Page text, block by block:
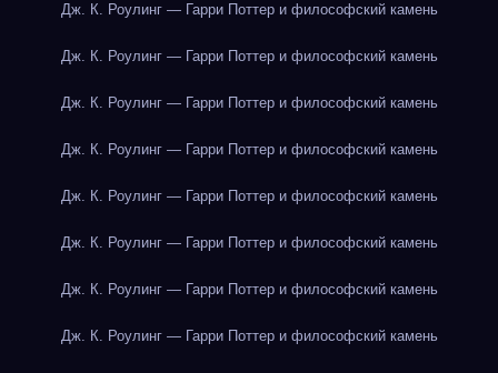
Дж. К. Роулинг — Гарри Поттер и философский камень
Дж. К. Роулинг — Гарри Поттер и философский камень
Дж. К. Роулинг — Гарри Поттер и философский камень
Дж. К. Роулинг — Гарри Поттер и философский камень
Дж. К. Роулинг — Гарри Поттер и философский камень
Дж. К. Роулинг — Гарри Поттер и философский камень
Дж. К. Роулинг — Гарри Поттер и философский камень
Дж. К. Роулинг — Гарри Поттер и философский камень